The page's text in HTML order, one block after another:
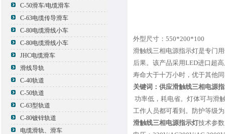
C-50滑车/电缆滑车
C-63电缆传导滑车
C-80电缆滑线小车
C-80电缆滑线小车
JHC电缆滑车
滑线导轨
C-40轨道
C-50轨道
C-63型轨道
C-80镀锌轨道
电缆滑轨、滑车
外型尺寸：550*200*100
滑触线三相电源指示灯是专门
后果。该产品采用LED进口超
寿命大于十万小时，优于其他
关键词：供应滑触线三相电源
功率低，耗电省。灯体可与滑
工作人员都可看到。防护等级
滑触线三相电源指示灯技术参